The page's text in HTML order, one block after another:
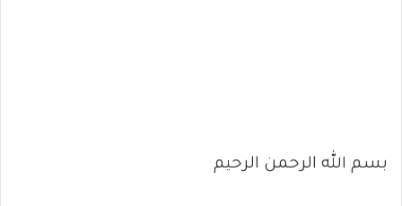
بسم الله الرحمن الرحيم